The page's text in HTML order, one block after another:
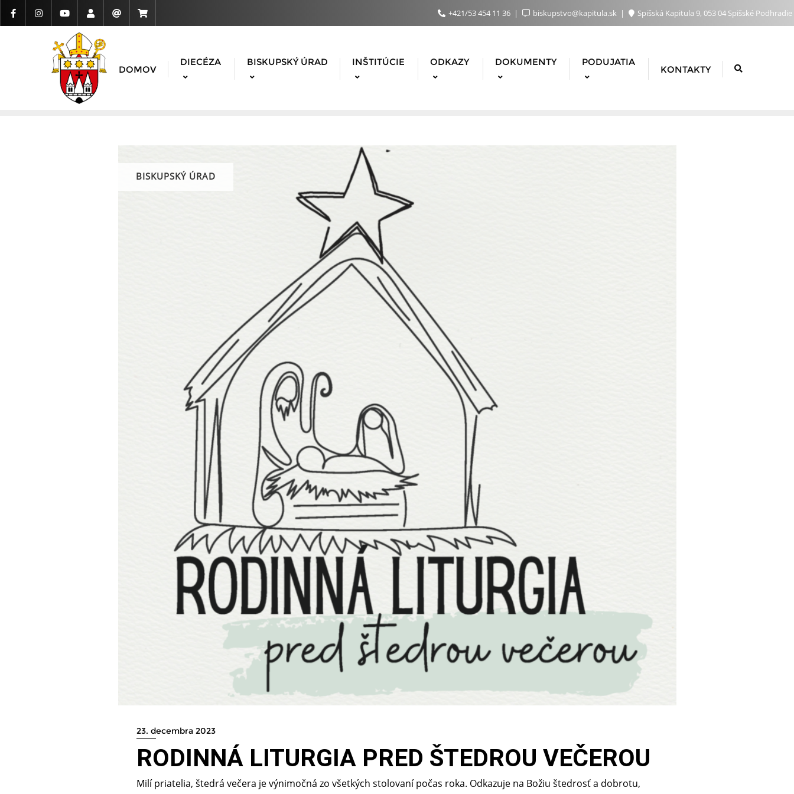
+421/53 454 11 36 biskupstvo@kapitula.sk Spišská Kapitula 9, 053 04 Spišské Podhradie
DOMOV
DIECÉZA BISKUPSKÝ ÚRAD INŠTITÚCIE ODKAZY DOKUMENTY PODUJATIA
KONTAKTY
BISKUPSKÝ ÚRAD
23. decembra 2023
RODINNÁ LITURGIA PRED ŠTEDROU VEČEROU
Milí priatelia, štedrá večera je výnimočná zo všetkých stolovaní počas roka. Odkazuje na Božiu štedrosť a dobrotu,